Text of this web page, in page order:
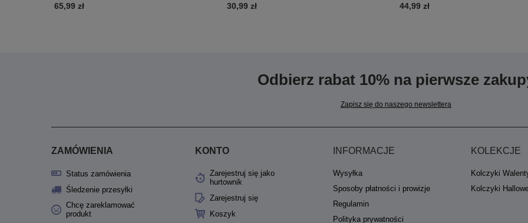
65,99 zł 30,99 zł 44,99 zł
Odbierz rabat 10% na pierwsze
Zapisz się do naszego newslettera
ZAMÓWIENIA
Status zamówienia
Śledzenie przesyłki
Chcę zareklamować
produkt
KONTO
Zarejestruj się jako
hurtownik
Zarejestruj się
Koszyk
INFORMACJE
Wysyłka
Sposoby płatności i prowizje
Regulamin
Polityka prywatności
KOLEKCJE
Kolczyki
Kolczyki